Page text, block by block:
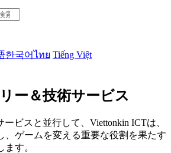
한국어ไทย Tiếng Việt
ー＆技術サービス
ビスと並行して、Viettonkin ICTは、
、ゲームを変える重要な役割を果たす
す。